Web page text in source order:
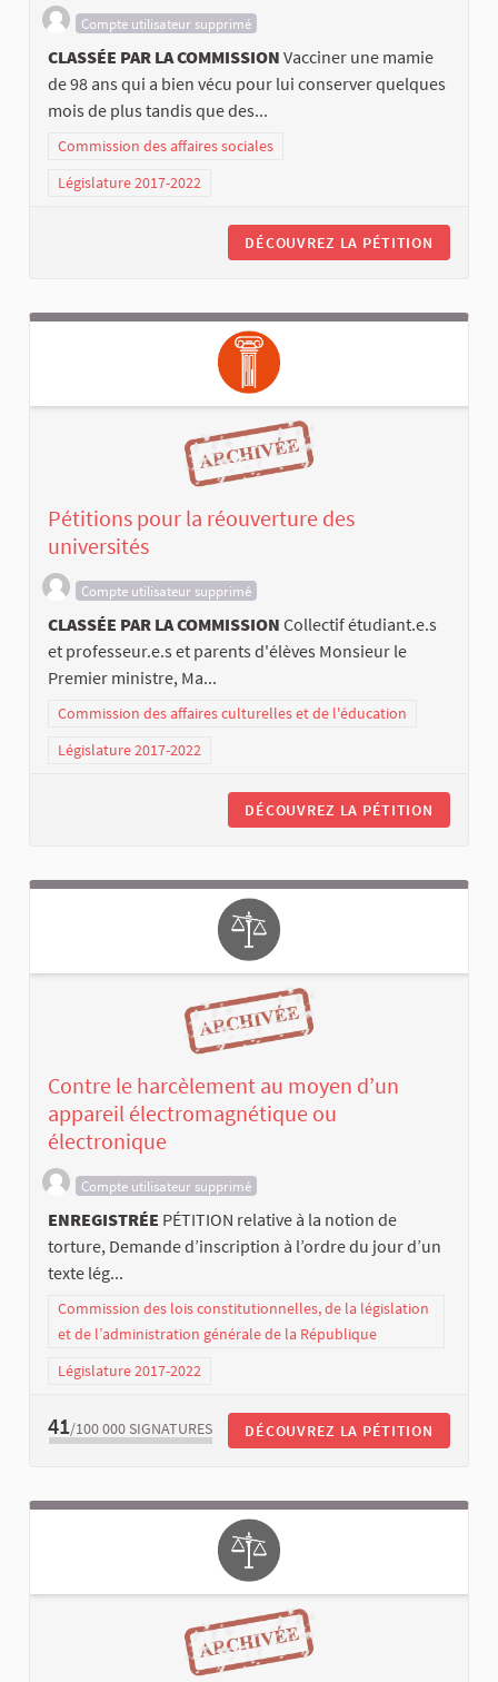
Compte utilisateur supprimé
CLASSÉE PAR LA COMMISSION Vacciner une mamie
de 98 ans qui a bien vécu pour lui conserver quelques
mois de plus tandis que des...
Commission des affaires sociales
Législature 2017-2022
DÉCOUVREZ LA PÉTITION
Pétitions pour la réouverture des
universités
Compte utilisateur supprimé
CLASSÉE PAR LA COMMISSION Collectif étudiant.e.s
et professeur.e.s et parents d'élèves Monsieur le
Premier ministre, Ma...
Commission des affaires culturelles et de l'éducation
Législature 2017-2022
DÉCOUVREZ LA PÉTITION
Contre le harcèlement au moyen d’un
appareil électromagnétique ou
électronique
Compte utilisateur supprimé
ENREGISTRÉE PÉTITION relative à la notion de
torture, Demande d’inscription à l’ordre du jour d’un
texte lég...
Commission des lois constitutionnelles, de la législation
et de l’administration générale de la République
Législature 2017-2022
41/100 000 SIGNATURES DÉCOUVREZ LA PÉTITION